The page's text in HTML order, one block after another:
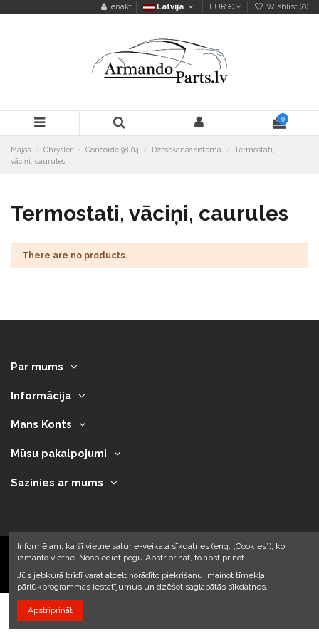
Ienākt Latvija EUR € Wishlist (0)
0
Mājas Chrysler Concorde 98-04 Dzesēšanas sistēma
Termostati,
vāciņi, caurules
Termostati, vāciņi, caurules
There are no products.
Par mums
Informācija
Mans Konts
Mūsu pakalpojumi
Sazinies ar mums
2023 © Armando Auto SIA
Informējam, ka šī vietne satur e-veikala sīkdatnes (eng. „Cookies”), ko
izmanto vietne. Nospiediet pogu Apstriprināt, to apstiprinot.
Jūs jebkurā brīdī varat atcelt norādīto piekrišanu, mainot tīmekļa
pārlūkprogrammas iestatījumus un dzēšot saglabātās sīkdatnes.
Apstriprināt